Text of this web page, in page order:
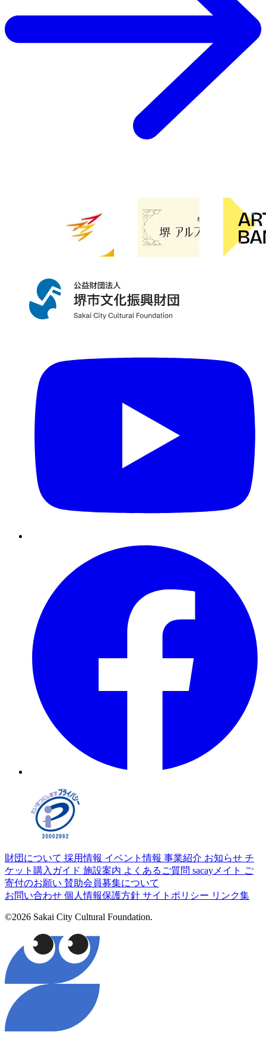
財団について 採用情報 イベント情報 事業紹介 お知らせ チ
ケット購入ガイド 施設案内 よくあるご質問 sacayメイト ご
寄付のお願い 賛助会員募集について
お問い合わせ 個人情報保護方針 サイトポリシー リンク集
©2026 Sakai City Cultural Foundation.